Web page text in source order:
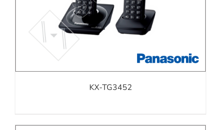
KX-TG3452